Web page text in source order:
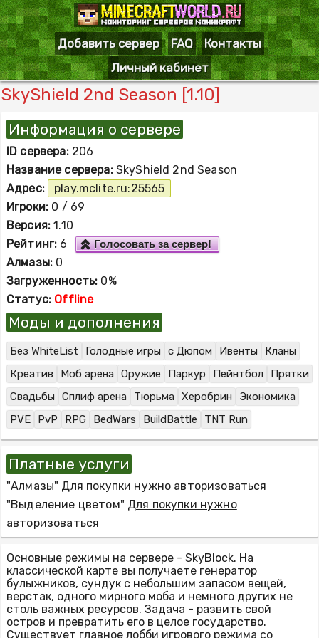
Добавить сервер FAQ
Контакты
Личный кабинет
SkyShield 2nd Season [1.10]
Информация о сервере
ID сервера:206
Название сервера:SkyShield 2nd Season
Адрес:
play.mclite.ru:25565
Игроки: 0 / 69
Версия: 1.10
Рейтинг: 6 Голосовать за сервер!
Алмазы: 0
Загруженность: 0%
Статус: Offline
Моды и дополнения
Без WhiteList Голодные игры с Дюпом Ивенты
Кланы
Креатив
Моб арена Оружие Паркур Пейнтбол
Прятки
Свадьбы Сплиф арена Тюрьма Херобрин
Экономика
PVE
PvP RPG BedWars BuildBattle TNT Run
Платные услуги
"Алмазы" Для покупки нужно авторизоваться
"Выделение цветом" Для покупки нужно
авторизоваться
Основные режимы на сервере - SkyBlock. На
классической карте вы получаете генератор
булыжников, сундук с небольшим запасом вещей,
верстак, одного мирного моба и немного других не
столь важных ресурсов. Задача - развить свой
остров и превратить его в целое государство.
Существует главное лобби игрового режима со